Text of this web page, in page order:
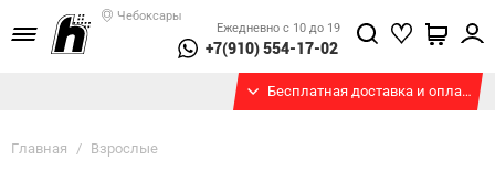
Чебоксары
Ежедневно с 10 до 19
+7(910) 554-17-02
Бесплатная доставка и оплата при получении
Главная / Взрослые